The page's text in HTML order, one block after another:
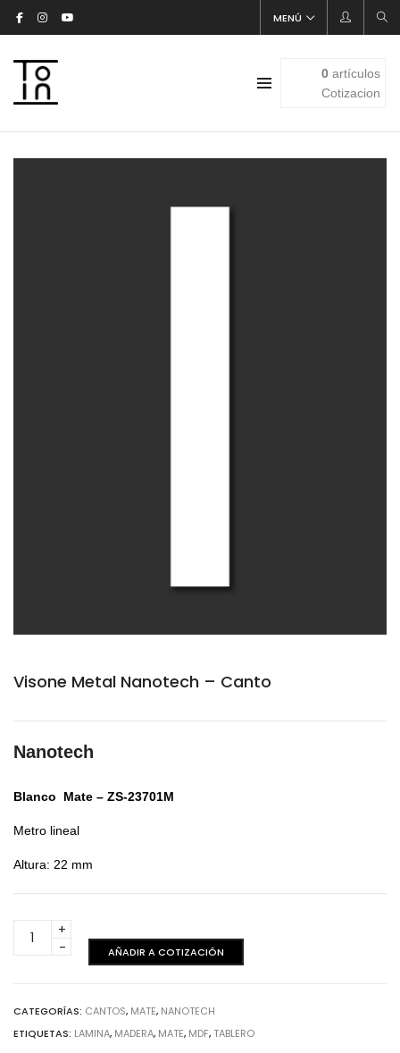
MENÚ
0artículos
Cotizacion
Visone Metal Nanotech – Canto
Nanotech
Blanco Mate – ZS-23701M
Metro lineal
Altura: 22 mm
Metal
AÑADIR A COTIZACIÓN
CATEGORÍAS: CANTOS, MATE, NANOTECH
ETIQUETAS: LAMINA, MADERA, MATE, MDF, TABLERO